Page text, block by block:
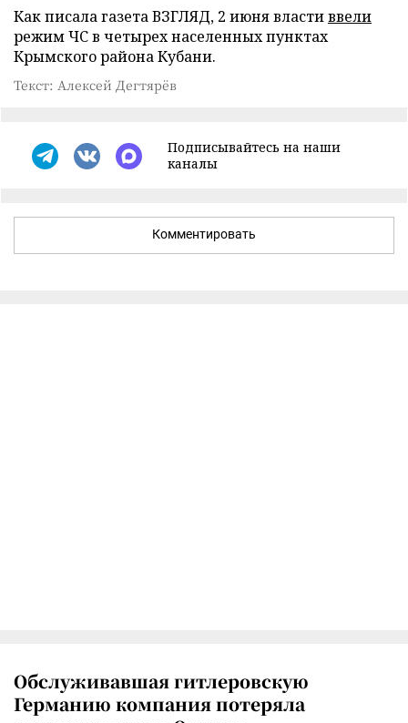
Как писала газета ВЗГЛЯД, 2 июня властиввели
режим ЧС в четырех населенных пунктах
Крымского района Кубани.
Текст: Алексей Дегтярёв
Подписывайтесь на наши
каналы
Комментировать
Обслуживавшая гитлеровскую
Германию компания потеряла